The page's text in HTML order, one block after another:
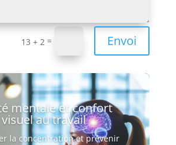
13 + 2 = Envoi
mentale et confort
visuel au travail
la concentration et prévenir